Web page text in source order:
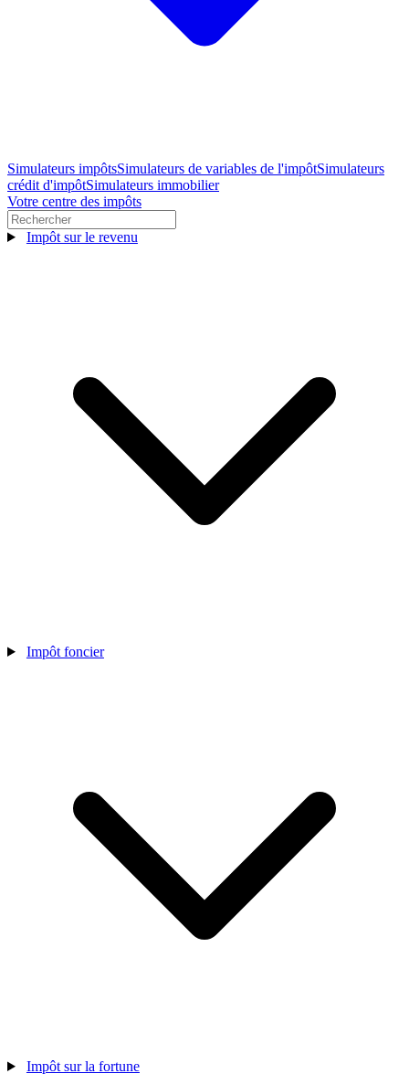
Simulateurs impôtsSimulateurs de variables de l'impôtSimulateurs
crédit d'impôtSimulateurs immobilier
Votre centre des impôts
Impôt sur le revenu
Impôt foncier
Impôt sur la fortune